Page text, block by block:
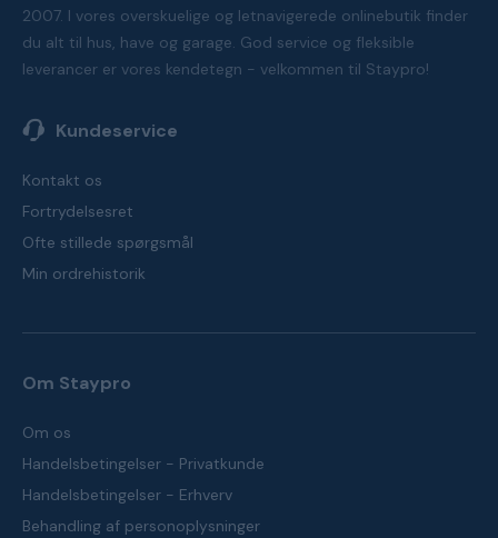
2007. I vores overskuelige og letnavigerede onlinebutik finder
du alt til hus, have og garage. God service og fleksible
leverancer er vores kendetegn - velkommen til Staypro!
Kundeservice
Kontakt os
Fortrydelsesret
Ofte stillede spørgsmål
Min ordrehistorik
Om Staypro
Om os
Handelsbetingelser - Privatkunde
Handelsbetingelser - Erhverv
Behandling af personoplysninger